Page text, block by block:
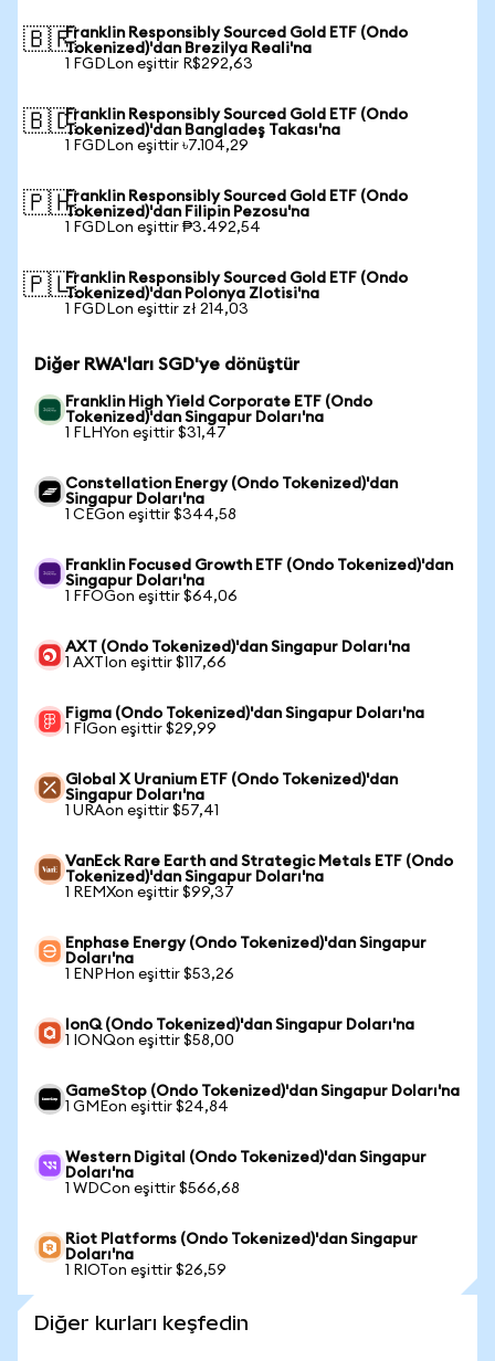
🇧🇷Franklin Responsibly Sourced Gold ETF (Ondo
Tokenized)'dan Brezilya Reali'na
1 FGDLon eşittir R$292,63
🇧🇩Franklin Responsibly Sourced Gold ETF (Ondo
Tokenized)'dan Bangladeş Takası'na
1 FGDLon eşittir ৳7.104,29
🇵🇭Franklin Responsibly Sourced Gold ETF (Ondo
Tokenized)'dan Filipin Pezosu'na
1 FGDLon eşittir ₱3.492,54
🇵🇱Franklin Responsibly Sourced Gold ETF (Ondo
Tokenized)'dan Polonya Zlotisi'na
1 FGDLon eşittir zł 214,03
Diğer RWA'ları SGD'ye dönüştür
Franklin High Yield Corporate ETF (Ondo
Tokenized)'dan Singapur Doları'na
1 FLHYon eşittir $31,47
Constellation Energy (Ondo Tokenized)'dan
Singapur Doları'na
1 CEGon eşittir $344,58
Franklin Focused Growth ETF (Ondo Tokenized)'dan
Singapur Doları'na
1 FFOGon eşittir $64,06
AXT (Ondo Tokenized)'dan Singapur Doları'na
1 AXTIon eşittir $117,66
Figma (Ondo Tokenized)'dan Singapur Doları'na
1 FIGon eşittir $29,99
Global X Uranium ETF (Ondo Tokenized)'dan
Singapur Doları'na
1 URAon eşittir $57,41
VanEck Rare Earth and Strategic Metals ETF (Ondo
Tokenized)'dan Singapur Doları'na
1 REMXon eşittir $99,37
Enphase Energy (Ondo Tokenized)'dan Singapur
Doları'na
1 ENPHon eşittir $53,26
IonQ (Ondo Tokenized)'dan Singapur Doları'na
1 IONQon eşittir $58,00
GameStop (Ondo Tokenized)'dan Singapur Doları'na
1 GMEon eşittir $24,84
Western Digital (Ondo Tokenized)'dan Singapur
Doları'na
1 WDCon eşittir $566,68
Riot Platforms (Ondo Tokenized)'dan Singapur
Doları'na
1 RIOTon eşittir $26,59
Diğer kurları keşfedin